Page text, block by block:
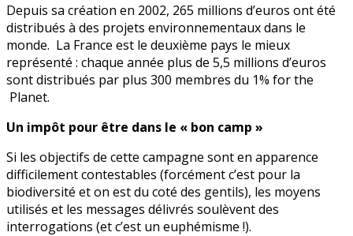
Depuis sa création en 2002, 265 millions d’euros ont été
distribués à des projets environnementaux dans le
monde. La France est le deuxième pays le mieux
représenté : chaque année plus de 5,5 millions d’euros
sont distribués par plus 300 membres du 1% for the
Planet.
Un impôt pour être dans le « bon camp »
Si les objectifs de cette campagne sont en apparence
difficilement contestables (forcément c’est pour la
biodiversité et on est du coté des gentils), les moyens
utilisés et les messages délivrés soulèvent des
interrogations (et c’est un euphémisme !).